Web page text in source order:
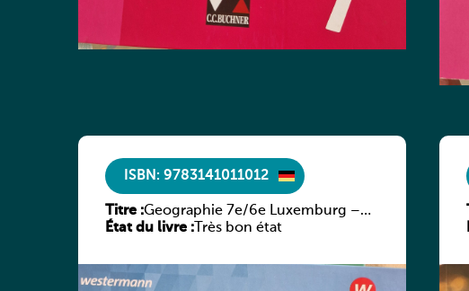
ISBN: 9783141011012
Titre :Geographie 7e/6e Luxemburg –
Diercke Praxis
État du livre : Très bon état